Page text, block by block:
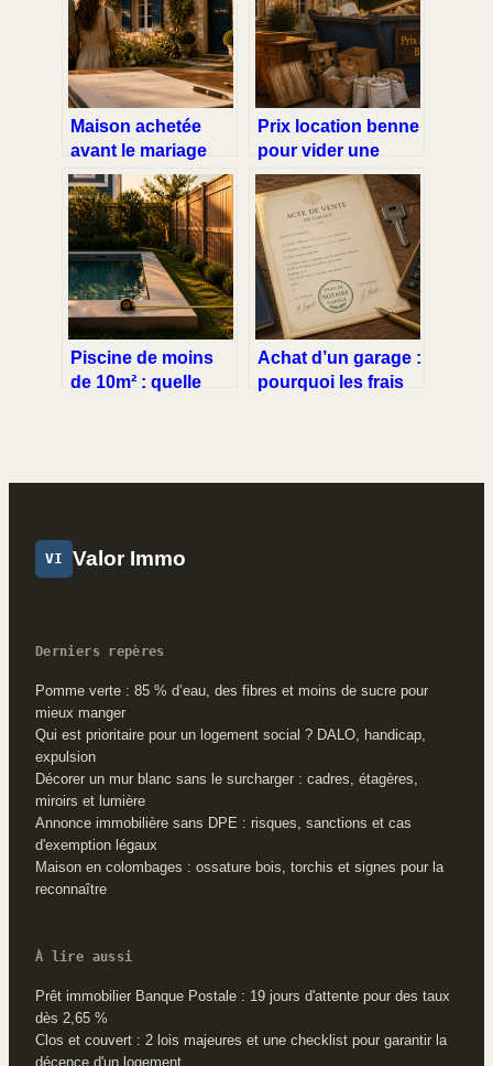
Maison achetée
avant le mariage
sans contrat :
comment protéger
votre patrimoine
personnel ?
Prix location benne
pour vider une
maison : de 150 € à
850 €, les 4 facteurs
de coût
Piscine de moins
de 10m² : quelle
litiges ?
Achat d’un garage :
pourquoi les frais
VI Valor Immo
Derniers repères
Pomme verte : 85 % d’eau, des fibres et moins de sucre pour
mieux manger
Qui est prioritaire pour un logement social ? DALO, handicap,
expulsion
Décorer un mur blanc sans le surcharger : cadres, étagères,
miroirs et lumière
Annonce immobilière sans DPE : risques, sanctions et cas
d'exemption légaux
Maison en colombages : ossature bois, torchis et signes pour la
reconnaître
À lire aussi
Prêt immobilier Banque Postale : 19 jours d'attente pour des taux
dès 2,65 %
Clos et couvert : 2 lois majeures et une checklist pour garantir la
décence d'un logement